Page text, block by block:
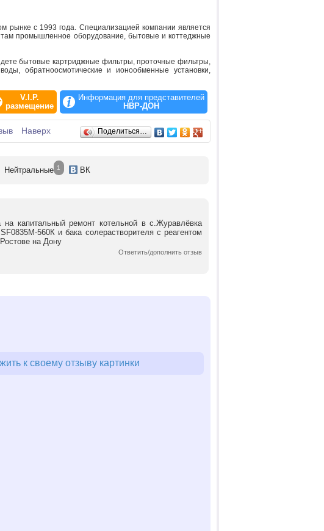
рынке с 1993 года. Специализацией компании является
промышленное оборудование, бытовые и коттеджные
бытовые картриджные фильтры, проточные фильтры,
обратноосмотические и ионообменные установки,
V.I.P.
размещение
Информация для представителей
НВР-ДОН
Наверх Поделиться…
Нейтральные 1 ВК
капитальный ремонт котельной в с.Журавлёвка
560К и бака солерастворителя с реагентом
на Дону
Ответить/дополнить отзыв
к своему отзыву картинки